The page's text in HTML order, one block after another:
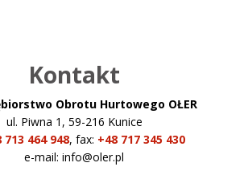
Kontakt
Obrotu Hurtowego OŁER
ul. Piwna 1, 59-216 Kunice
713 464 948, fax: +48 717 345 430
e-mail: info@oler.pl